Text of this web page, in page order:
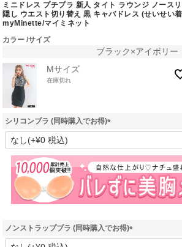
ミニドレス プチプラ 新人 タイト ラウンジ ノース
隠し ウエスト切り替え 黒 キャバドレス (せいせい
myMinette/マイミネット
カラー サイズ
ブラック×アイボリー
Mサイズ
在庫切れ
シリコンブラ (同時購入でお得)
(
須
)
ノンストラップブラ (同時購入でお得)
(